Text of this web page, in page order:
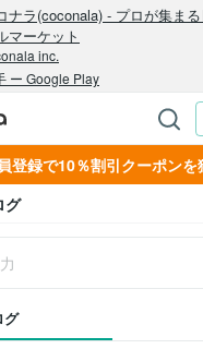
登録で10％割引クーポンを
グ
グ